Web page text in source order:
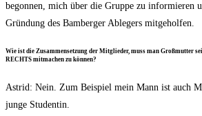
begon­nen, mich über die Grup­pe zu infor­mie­ren
Grün­dung des Bam­ber­ger Able­gers mitgeholfen.
Wie ist die Zusam­men­set­zung der Mit­glie­der, muss man Groß­mutter
RECHTS mit­ma­chen zu können?
Astrid: Nein. Zum Bei­spiel mein Mann ist auch
jun­ge Studentin.